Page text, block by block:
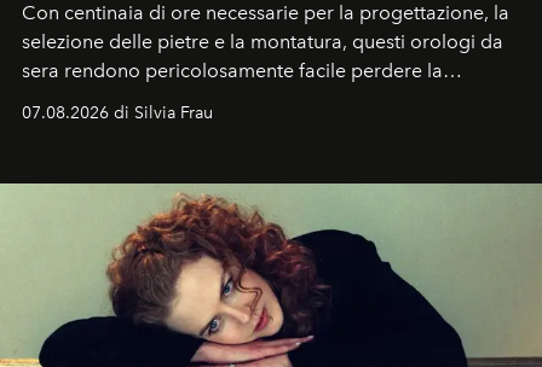
Con centinaia di ore necessarie per la progettazione, la
selezione delle pietre e la montatura, questi orologi da
sera rendono pericolosamente facile perdere la
cognizione del tempo. Ma con quadranti così
07.08.2026 di Silvia Frau